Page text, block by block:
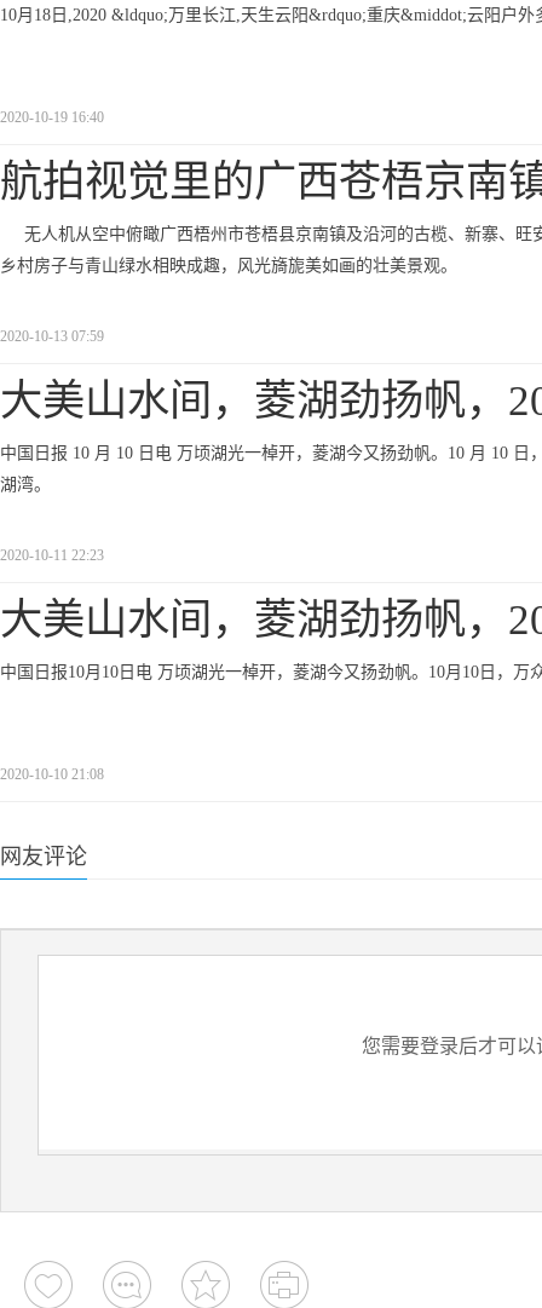
10月18日,2020 &ldquo;万里长江,天生云阳&rdquo;重庆&middot;云阳户
2020-10-19 16:40
航拍视觉里的广西苍梧京南
无人机从空中俯瞰广西梧州市苍梧县京南镇及沿河的古榄、新寨、
乡村房子与青山绿水相映成趣，风光旖旎美如画的壮美景观。
2020-10-13 07:59
大美山水间，菱湖劲扬帆，
中国日报 10 月 10 日电 万顷湖光一棹开，菱湖今又扬劲帆。10 月 10
湖湾。
2020-10-11 22:23
大美山水间，菱湖劲扬帆，
中国日报10月10日电 万顷湖光一棹开，菱湖今又扬劲帆。10月10日，
2020-10-10 21:08
网友评论
您需要登录后才可以